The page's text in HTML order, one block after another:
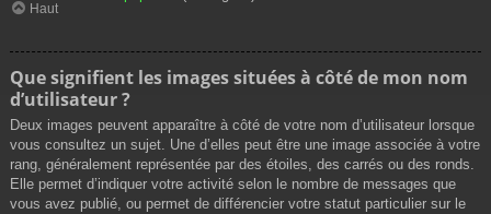
Haut
Que signifient les images situées à côté de mon nom
d’utilisateur ?
Deux images peuvent apparaître à côté de votre nom d’utilisateur lorsque
vous consultez un sujet. Une d’elles peut être une image associée à votre
rang, généralement représentée par des étoiles, des carrés ou des ronds.
Elle permet d’indiquer votre activité selon le nombre de messages que
vous avez publié, ou permet de différencier votre statut particulier sur le